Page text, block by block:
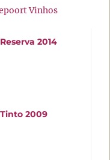
Vinhos
2014
2009